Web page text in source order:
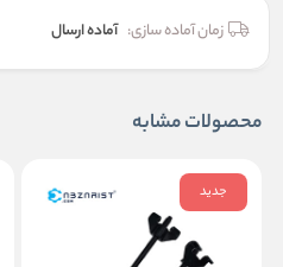
زمان آماده سازی: آماده ارسال
محصولات مشابه
جدید